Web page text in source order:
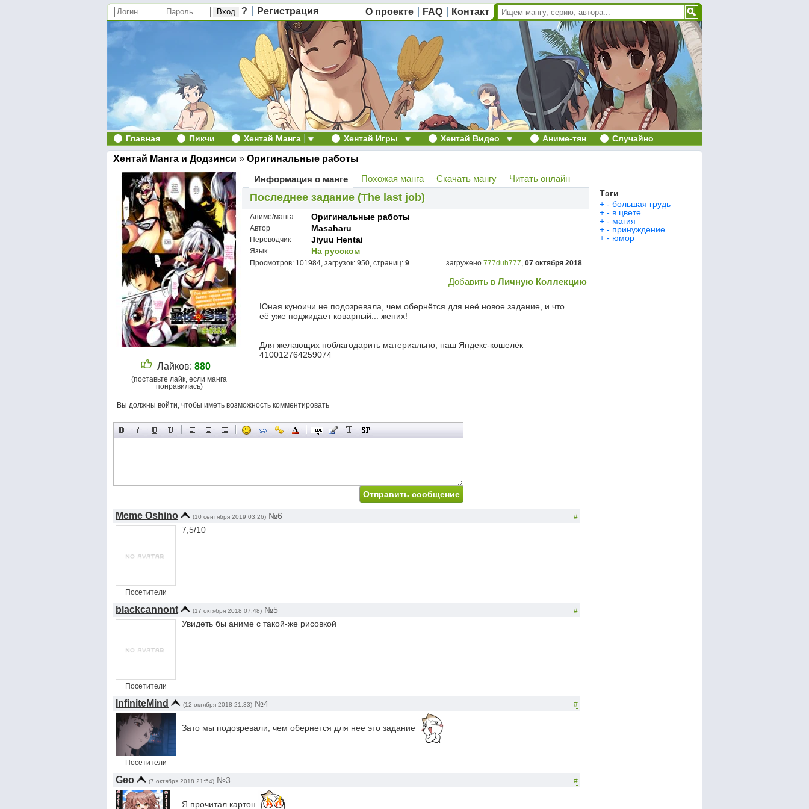
? Регистрация О проекте FAQ Контакт
Главная Пикчи Хентай Манга Хентай Игры Хентай Видео Аниме-тян Случайно
Хентай Манга и Додзинси » Оригинальные работы
Лайков: 880
(поставьте лайк, если манга
понравилась)
Информация о манге Похожая манга Скачать мангу Читать онлайн
Последнее задание (The last job)
Аниме/манга Оригинальные работы
Автор Masaharu
Переводчик Jiyuu Hentai
Язык На русском
Просмотров: 101984, загрузок: 950, страниц: 9 загружено 777duh777, 07 октября 2018
Добавить в Личную Коллекцию
Юная куноичи не подозревала, чем обернётся для неё новое задание, и что
её уже поджидает коварный... жених!
Для желающих поблагодарить материально, наш Яндекс-кошелёк
410012764259074
Вы должны войти, чтобы иметь возможность комментировать
Meme Oshino (10 сентября 2019 03:26) №6 #
Посетители
7,5/10
blackcannont (17 октября 2018 07:48) №5 #
Посетители
Увидеть бы аниме с такой-же рисовкой
InfiniteMind (12 октября 2018 21:33) №4 #
Посетители
Зато мы подозревали, чем обернется для нее это задание
Geo (7 октября 2018 21:54) №3 #
Я прочитал картон
Тэги
+ - большая грудь
+ - в цвете
+ - магия
+ - принуждение
+ - юмор